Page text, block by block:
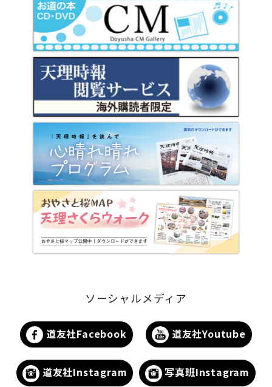
ソーシャルメディア
道友社Facebook 道友社Youtube
道友社Instagram 写真班Instagram